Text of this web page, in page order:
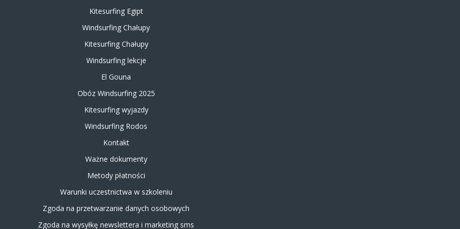
Kitesurfing Egipt
Windsurfing Chałupy
Kitesurfing Chałupy
Windsurfing lekcje
El Gouna
Obóz Windsurfing 2025
Kitesurfing wyjazdy
Windsurfing Rodos
Kontakt
Ważne dokumenty
Metody płatności
Warunki uczestnictwa w szkoleniu
Zgoda na przetwarzanie danych osobowych
Zgoda na wysyłkę newslettera i marketing sms